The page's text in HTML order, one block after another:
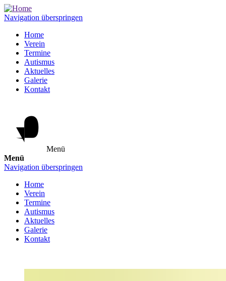
Navigation überspringen
Home
Verein
Termine
Autismus
Aktuelles
Galerie
Kontakt
Menü
Menü
Navigation überspringen
Home
Verein
Termine
Autismus
Aktuelles
Galerie
Kontakt